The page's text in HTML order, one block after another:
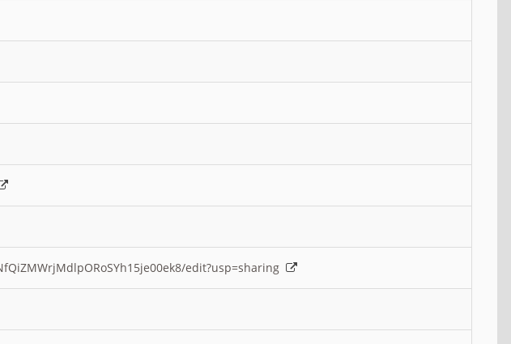
edit?usp=sharing